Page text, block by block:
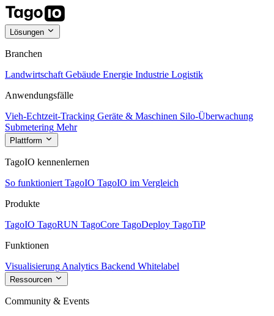
Lösungen
Branchen
Landwirtschaft Gebäude Energie Industrie Logistik
Anwendungsfälle
Vieh-Echtzeit-Tracking Geräte & Maschinen Silo-Überwachung
Submetering Mehr
Plattform
TagoIO kennenlernen
So funktioniert TagoIO TagoIO im Vergleich
Produkte
TagoIO TagoRUN TagoCore TagoDeploy TagoTiP
Funktionen
Visualisierung Analytics Backend Whitelabel
Ressourcen
Community & Events